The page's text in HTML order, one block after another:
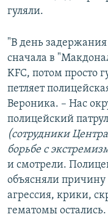
гуляли.
"В день задержания
сначала в
KFC, потом просто
петляет
Вероника. – Нас
полицейский
(сотрудники
борьбе с
и смотрели.
объясняли
агрессия, крики,
гематомы